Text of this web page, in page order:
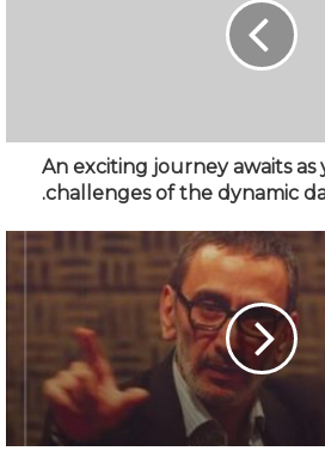
An exciting journey awaits
challenges of the dynamic